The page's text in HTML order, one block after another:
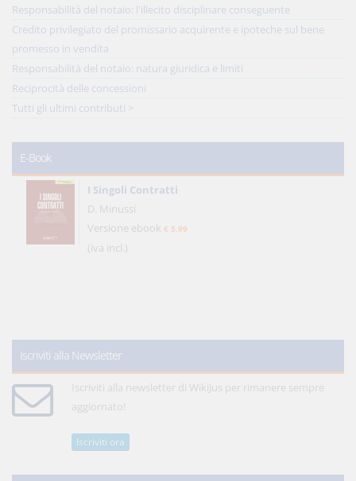
Responsabilità del notaio: l'illecito disciplinare conseguente
Credito privilegiato del promissario acquirente e ipoteche sul bene
promesso in vendita
Responsabilità del notaio: natura giuridica e limiti
Reciprocità delle concessioni
Tutti gli ultimi contributi >
E-Book
I Singoli Contratti
D. Minussi
Versione ebook € 5,99
(iva incl.)
Iscriviti alla Newsletter
Iscriviti alla newsletter di WikiJus per rimanere sempre
aggiornato!
Iscriviti ora